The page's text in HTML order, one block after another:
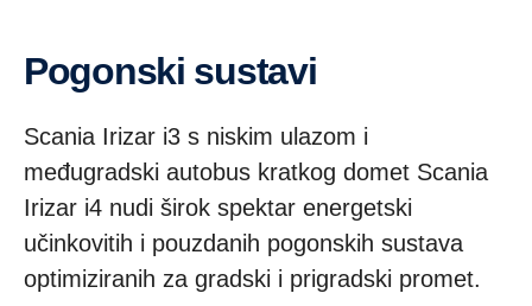
Pogonski sustavi
Scania Irizar i3 s niskim ulazom i
međugradski autobus kratkog domet Scania
Irizar i4 nudi širok spektar energetski
učinkovitih i pouzdanih pogonskih sustava
optimiziranih za gradski i prigradski promet.